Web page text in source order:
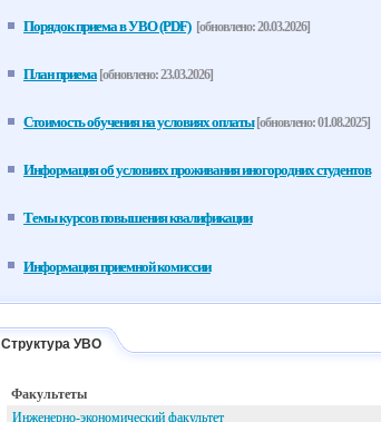
Порядок приема в УВО (PDF) [обновлено: 20.03.2026]
План приема[обновлено: 23.03.2026]
Стоимость обучения на условиях оплаты[обновлено: 01.08.2025]
Информация об условиях проживания иногородних студентов
Темы курсов повышения квалификации
Информация приемной комиссии
Структура УВО
Факультеты
Инженерно-экономический факультет